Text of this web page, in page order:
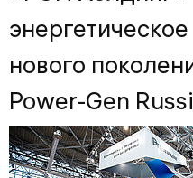
нового
Power-Gen